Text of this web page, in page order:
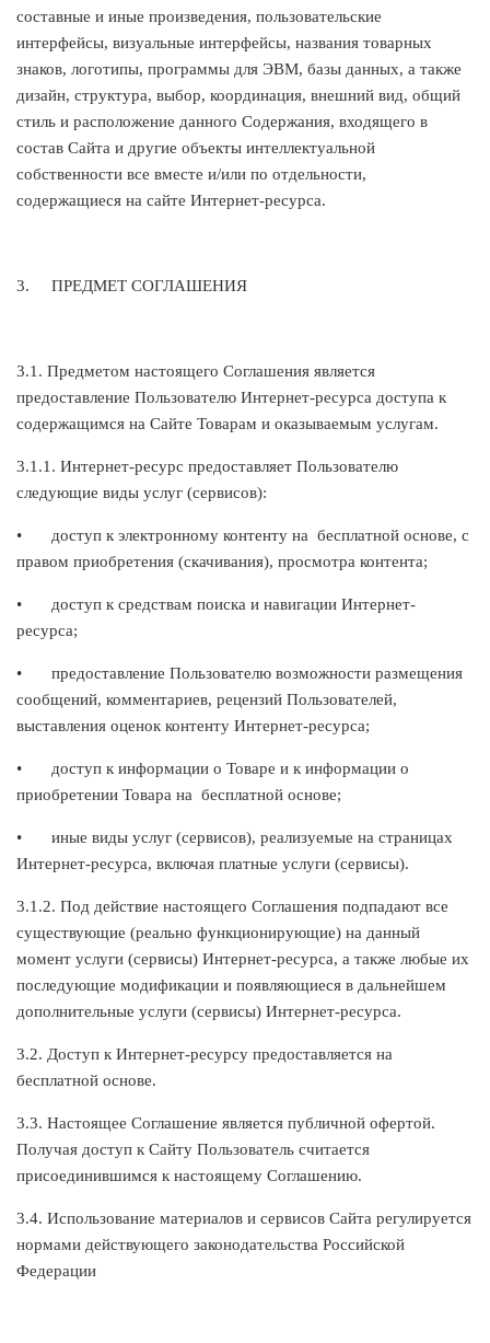
составные и иные произведения, пользовательские
интерфейсы, визуальные интерфейсы, названия товарных
знаков, логотипы, программы для ЭВМ, базы данных, а также
дизайн, структура, выбор, координация, внешний вид, общий
стиль и расположение данного Содержания, входящего в
состав Сайта и другие объекты интеллектуальной
собственности все вместе и/или по отдельности,
содержащиеся на сайте Интернет-ресурса.
3. ПРЕДМЕТ СОГЛАШЕНИЯ
3.1. Предметом настоящего Соглашения является
предоставление Пользователю Интернет-ресурса доступа к
содержащимся на Сайте Товарам и оказываемым услугам.
3.1.1. Интернет-ресурс предоставляет Пользователю
следующие виды услуг (сервисов):
•
доступ к электронному контенту на бесплатной основе, с
правом приобретения (скачивания), просмотра контента;
•
доступ к средствам поиска и навигации Интернет-
ресурса;
•
предоставление Пользователю возможности размещения
сообщений, комментариев, рецензий Пользователей,
выставления оценок контенту Интернет-ресурса;
•
доступ к информации о Товаре и к информации о
приобретении Товара на бесплатной основе;
•
иные виды услуг (сервисов), реализуемые на страницах
Интернет-ресурса, включая платные услуги (сервисы).
3.1.2. Под действие настоящего Соглашения подпадают все
существующие (реально функционирующие) на данный
момент услуги (сервисы) Интернет-ресурса, а также любые их
последующие модификации и появляющиеся в дальнейшем
дополнительные услуги (сервисы) Интернет-ресурса.
3.2. Доступ к Интернет-ресурсу предоставляется на
бесплатной основе.
3.3. Настоящее Соглашение является публичной офертой.
Получая доступ к Сайту Пользователь считается
присоединившимся к настоящему Соглашению.
3.4. Использование материалов и сервисов Сайта регулируется
нормами действующего законодательства Российской
Федерации